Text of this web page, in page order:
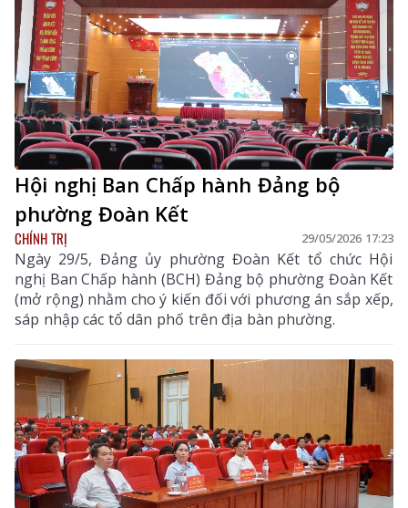
Lào Cai, Điện Biên, Tuyên Quang.
Hội nghị Ban Chấp hành Đảng bộ
phường Đoàn Kết
CHÍNH TRỊ 29/05/2026 17:23
Ngày 29/5, Đảng ủy phường Đoàn Kết tổ chức Hội
nghị Ban Chấp hành (BCH) Đảng bộ phường Đoàn Kết
(mở rộng) nhằm cho ý kiến đối với phương án sắp xếp,
sáp nhập các tổ dân phố trên địa bàn phường.